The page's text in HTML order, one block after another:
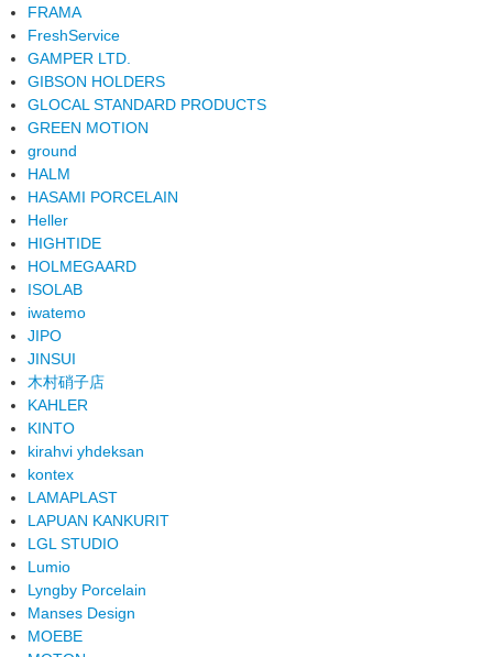
FRAMA
FreshService
GAMPER LTD.
GIBSON HOLDERS
GLOCAL STANDARD PRODUCTS
GREEN MOTION
ground
HALM
HASAMI PORCELAIN
Heller
HIGHTIDE
HOLMEGAARD
ISOLAB
iwatemo
JIPO
JINSUI
木村硝子店
KAHLER
KINTO
kirahvi yhdeksan
kontex
LAMAPLAST
LAPUAN KANKURIT
LGL STUDIO
Lumio
Lyngby Porcelain
Manses Design
MOEBE